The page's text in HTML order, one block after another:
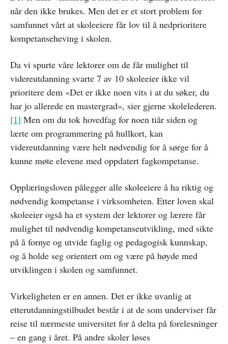
når den ikke brukes. Men det er et stort problem for
samfunnet vårt at skoleeiere får lov til å nedprioritere
kompetanseheving i skolen.
Da vi spurte våre lektorer om de får mulighet til
videreutdanning svarte 7 av 10 skoleeier ikke vil
prioritere dem «Det er ikke noen vits i at du søker, du
har jo allerede en mastergrad», sier gjerne skolelederen.
[1] Men om du tok hovedfag for noen tiår siden og
lærte om programmering på hullkort, kan
videreutdanning være helt nødvendig for å sørge for å
kunne møte elevene med oppdatert fagkompetanse.
Opplæringsloven pålegger alle skoleeiere å ha riktig og
nødvendig kompetanse i virksomheten. Etter loven skal
skoleeier også ha et system der lektorer og lærere får
mulighet til nødvendig kompetanseutvikling, med sikte
på å fornye og utvide faglig og pedagogisk kunnskap,
og å holde seg orientert om og være på høyde med
utviklingen i skolen og samfunnet.
Virkeligheten er en annen. Det er ikke uvanlig at
etterutdanningstilbudet består i at de som underviser får
reise til nærmeste universitet for å delta på forelesninger
– en gang i året. På andre skoler løses